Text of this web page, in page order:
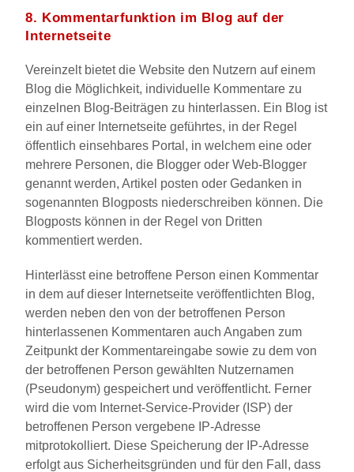
8. Kommentarfunktion im Blog auf der
Internetseite
Vereinzelt bietet die Website den Nutzern auf einem
Blog die Möglichkeit, individuelle Kommentare zu
einzelnen Blog-Beiträgen zu hinterlassen. Ein Blog ist
ein auf einer Internetseite geführtes, in der Regel
öffentlich einsehbares Portal, in welchem eine oder
mehrere Personen, die Blogger oder Web-Blogger
genannt werden, Artikel posten oder Gedanken in
sogenannten Blogposts niederschreiben können. Die
Blogposts können in der Regel von Dritten
kommentiert werden.
Hinterlässt eine betroffene Person einen Kommentar
in dem auf dieser Internetseite veröffentlichten Blog,
werden neben den von der betroffenen Person
hinterlassenen Kommentaren auch Angaben zum
Zeitpunkt der Kommentareingabe sowie zu dem von
der betroffenen Person gewählten Nutzernamen
(Pseudonym) gespeichert und veröffentlicht. Ferner
wird die vom Internet-Service-Provider (ISP) der
betroffenen Person vergebene IP-Adresse
mitprotokolliert. Diese Speicherung der IP-Adresse
erfolgt aus Sicherheitsgründen und für den Fall, dass